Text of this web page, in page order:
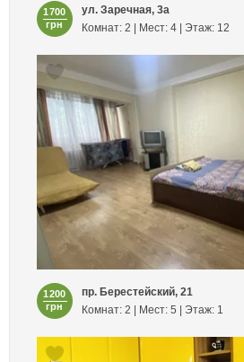
1700
грн
ул. Заречная, 3а
Комнат: 2 | Мест: 4 | Этаж: 12
1200
грн
пр. Берестейский, 21
Комнат: 2 | Мест: 5 | Этаж: 1